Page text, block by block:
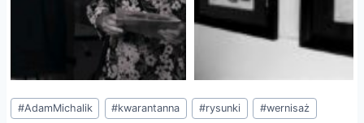
Tagi
wpisu:
#AdamMichalik #kwarantanna #rysunki #wernisaż